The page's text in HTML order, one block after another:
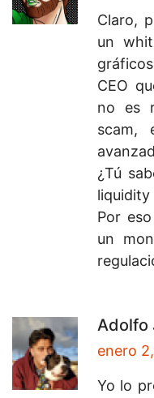
Claro,
un
CEO
no es
scam,
¿Tú
Por
un
Adolfo
enero
Yo lo